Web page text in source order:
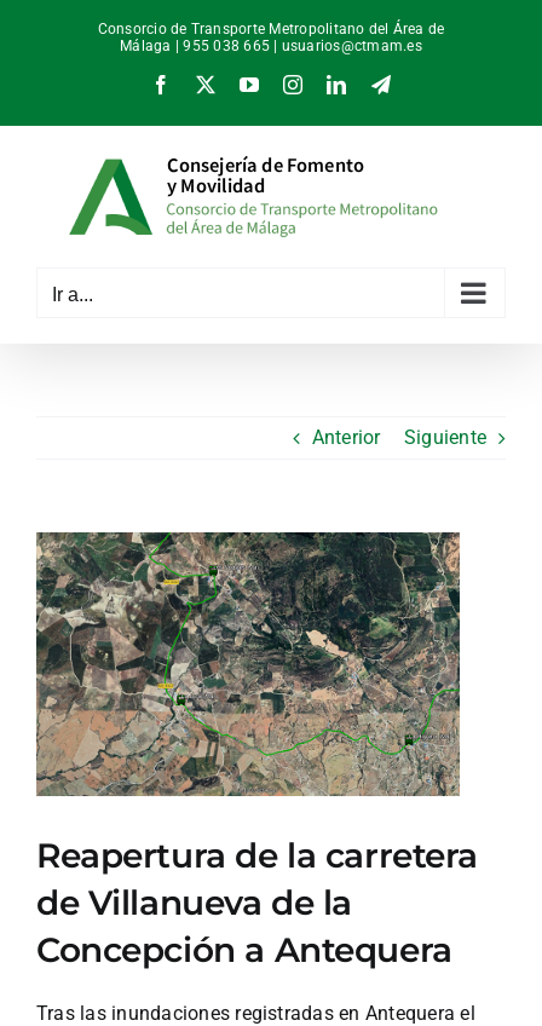
Consorcio de Transporte Metropolitano del Área de
Málaga | 955 038 665 | usuarios@ctmam.es
Facebook
X YouTubeInstagramLinkedInTelegram
Ir a...
Anterior Siguiente
Ver
imagen
más
grande
Reapertura de la carretera
de Villanueva de la
Concepción a Antequera
Tras las inundaciones registradas en Antequera el